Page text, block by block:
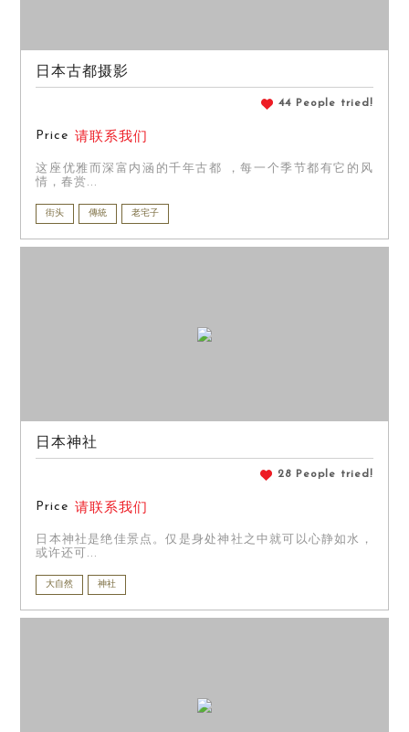
日本古都摄影
44 People tried!
Price 请联系我们
这座优雅而深富内涵的千年古都 ，每一个季节都有它的风
情，春赏...
街头 傳統 老宅子
日本神社
28 People tried!
Price 请联系我们
日本神社是绝佳景点。仅是身处神社之中就可以心静如水，
或许还可...
大自然 神社